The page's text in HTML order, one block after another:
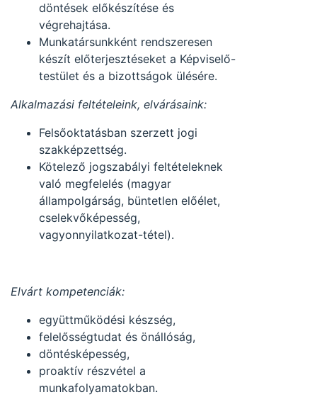
döntések előkészítése és
végrehajtása.
Munkatársunkként rendszeresen
készít előterjesztéseket a Képviselő-
testület és a bizottságok ülésére.
Alkalmazási feltételeink, elvárásaink:
Felsőoktatásban szerzett jogi
szakképzettség.
Kötelező jogszabályi feltételeknek
való megfelelés (magyar
állampolgárság, büntetlen előélet,
cselekvőképesség,
vagyonnyilatkozat-tétel).
Elvárt kompetenciák:
együttműködési készség,
felelősségtudat és önállóság,
döntésképesség,
proaktív részvétel a
munkafolyamatokban.